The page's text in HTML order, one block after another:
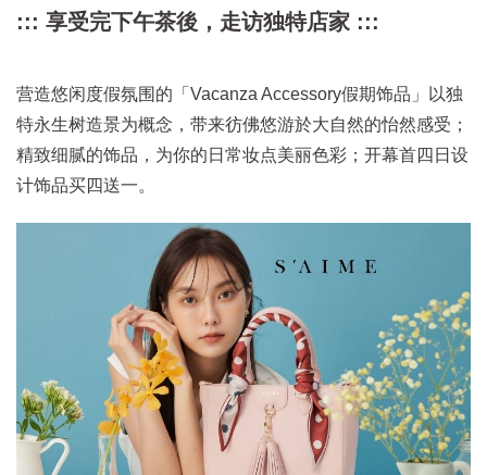
::: 享受完下午茶後，走访独特店家 :::
营造悠闲度假氛围的「Vacanza Accessory假期饰品」以独
特永生树造景为概念，带来彷佛悠游於大自然的怡然感受；
精致细腻的饰品，为你的日常妆点美丽色彩；开幕首四日设
计饰品买四送一。